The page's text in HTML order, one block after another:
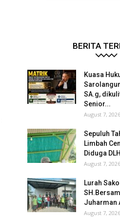
BERITA
Kuasa
Sarolangun
SA.g,
Senior...
August 7, 2026
Sepuluh
Limbah
Diduga
August 7, 2026
Lurah
Juharman
August 7, 2026